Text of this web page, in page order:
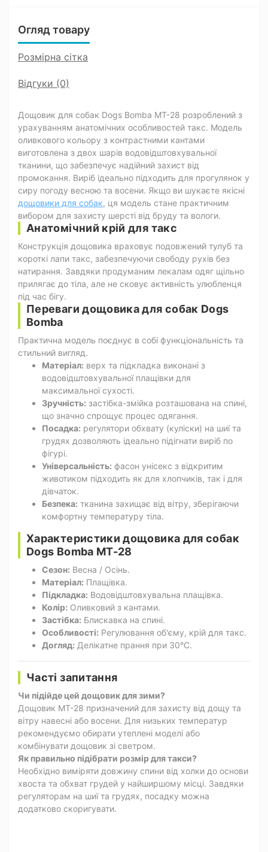
Огляд товару
Розмірна сітка
Відгуки (0)
Дощовик для собак Dogs Bomba MT-28 розроблений з
урахуванням анатомічних особливостей такс. Модель
оливкового кольору з контрастними кантами
виготовлена з двох шарів водовідштовхувальної
тканини, що забезпечує надійний захист від
промокання. Виріб ідеально підходить для прогулянок у
сиру погоду весною та восени. Якщо ви шукаєте якісні
дощовики для собак, ця модель стане практичним
вибором для захисту шерсті від бруду та вологи.
Анатомічний крій для такс
Конструкція дощовика враховує подовжений тулуб та
короткі лапи такс, забезпечуючи свободу рухів без
натирання. Завдяки продуманим лекалам одяг щільно
прилягає до тіла, але не сковує активність улюбленця
під час бігу.
Переваги дощовика для собак Dogs
Bomba
Практична модель поєднує в собі функціональність та
стильний вигляд.
Матеріал: верх та підкладка виконані з
водовідштовхувальної плащівки для
максимальної сухості.
Зручність: застібка-змійка розташована на спині,
що значно спрощує процес одягання.
Посадка: регулятори обхвату (куліски) на шиї та
грудях дозволяють ідеально підігнати виріб по
фігурі.
Універсальність: фасон унісекс з відкритим
животиком підходить як для хлопчиків, так і для
дівчаток.
Безпека: тканина захищає від вітру, зберігаючи
комфортну температуру тіла.
Характеристики дощовика для собак
Dogs Bomba MT-28
Сезон: Весна / Осінь.
Матеріал: Плащівка.
Підкладка: Водовідштовхувальна плащівка.
Колір: Оливковий з кантами.
Застібка: Блискавка на спині.
Особливості: Регулювання об'єму, крій для такс.
Догляд: Делікатне прання при 30°C.
Часті запитання
Чи підійде цей дощовик для зими?
Дощовик MT-28 призначений для захисту від дощу та
вітру навесні або восени. Для низьких температур
рекомендуємо обирати утеплені моделі або
комбінувати дощовик зі светром.
Як правильно підібрати розмір для такси?
Необхідно виміряти довжину спини від холки до основи
хвоста та обхват грудей у найширшому місці. Завдяки
регуляторам на шиї та грудях, посадку можна
додатково скоригувати.